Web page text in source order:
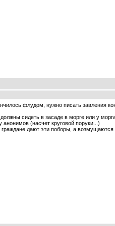
флудом, нужно писать завления
сидеть в засаде в морге или у
анонимов (насчет круговой поруки...)
дают эти поборы, а